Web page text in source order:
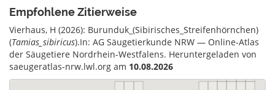
Empfohlene Zitierweise
Vierhaus, H (2026): Burunduk_(Sibirisches_Streifenhörnchen)
(Tamias_sibiricus).In: AG Säugetierkunde NRW — Online-Atlas
der Säugetiere Nordrhein-Westfalens. Heruntergeladen von
saeugeratlas-nrw.lwl.org am 10.08.2026